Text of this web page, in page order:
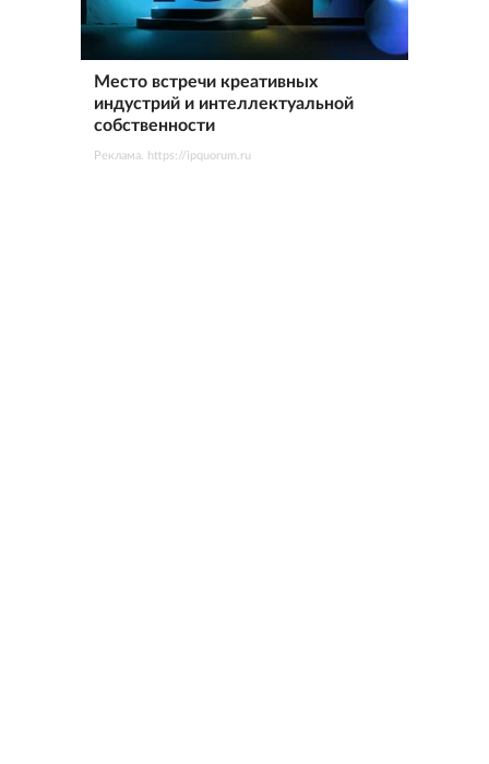
Место встречи креативных
индустрий и интеллектуальной
собственности
Реклама. https://ipquorum.ru